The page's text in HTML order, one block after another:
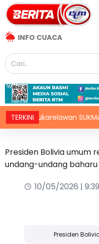
INFO CUACA
TERKINI
Sukarelawan SUKMA
Presiden Bolivia umum
undang-undang baharu
10/05/2026 |
Presiden